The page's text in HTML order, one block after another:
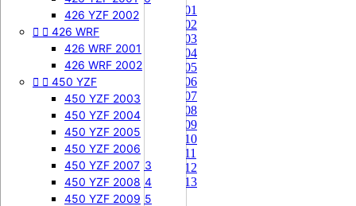
505 SXF
505 SXF 2007
505 SXF 2008
525 SXF
525 SXF 2003
525 SXF 2004
525 SXF 2005
525 SXF 2006
525 EXC-F
525 EXC-F 2003
525 EXC-F 2004
525 EXC-F 2005
426 YZF 2002
  426 WRF
426 WRF 2001
426 WRF 2002
  450 YZF
450 YZF 2003
450 YZF 2004
450 YZF 2005
450 YZF 2006
450 YZF 2007
450 YZF 2008
450 YZF 2009
85 KX 2001
85 KX 2002
85 KX 2003
85 KX 2004
85 KX 2005
85 KX 2006
85 KX 2007
85 KX 2008
85 KX 2009
85 KX 2010
85 KX 2011
85 KX 2012
85 KX 2013
125 KX 